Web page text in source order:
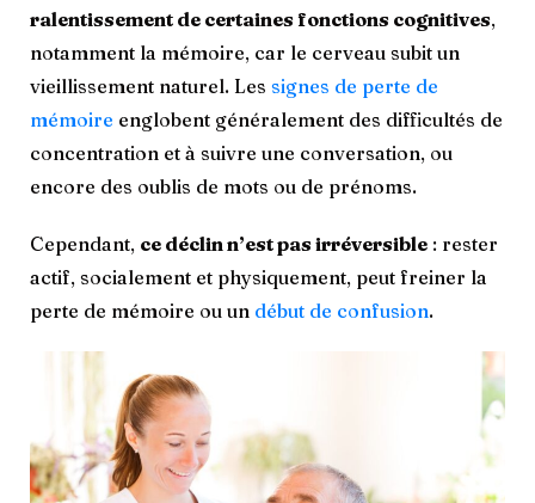
ralentissement de certaines fonctions cognitives,
notamment la mémoire, car le cerveau subit un
vieillissement naturel. Les signes de perte de
mémoire englobent généralement des difficultés de
concentration et à suivre une conversation, ou
encore des oublis de mots ou de prénoms.
Cependant, ce déclin n’est pas irréversible : rester
actif, socialement et physiquement, peut freiner la
perte de mémoire ou un début de confusion.